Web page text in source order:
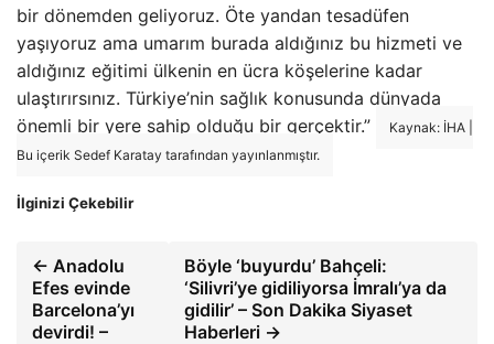
bir dönemden geliyoruz. Öte yandan tesadüfen
yaşıyoruz ama umarım burada aldığınız bu hizmeti ve
aldığınız eğitimi ülkenin en ücra köşelerine kadar
ulaştırırsınız. Türkiye’nin sağlık konusunda dünyada
önemli bir yere sahip olduğu bir gerçektir.”
Kaynak: İHA |
Bu içerik Sedef Karatay tarafından yayınlanmıştır.
İlginizi Çekebilir
← Anadolu
Efes evinde
Barcelona’yı
devirdi! –
Böyle ‘buyurdu’ Bahçeli:
‘Silivri’ye gidiliyorsa İmralı’ya da
gidilir’ – Son Dakika Siyaset
Haberleri →